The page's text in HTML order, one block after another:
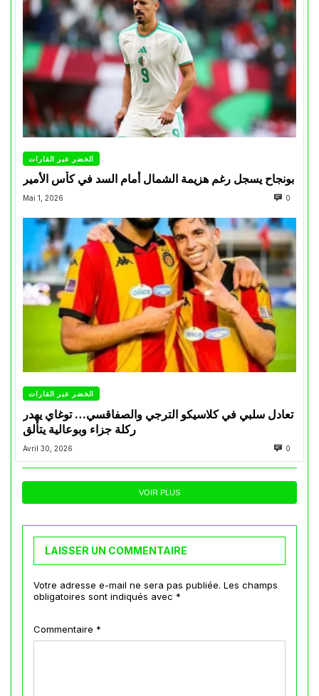
الخضر عبر القارات
بونجاح يسجل رغم هزيمة الشمال أمام السد في كأس الأمير
Mai 1, 2026 0
الخضر عبر القارات
تعادل سلبي في كلاسيكو الترجي والصفاقسي… توغاي يهدر
ركلة جزاء وبوعالية يتألق
Avril 30, 2026 0
VOIR PLUS
LAISSER UN COMMENTAIRE
Votre adresse e-mail ne sera pas publiée. Les champs
obligatoires sont indiqués avec *
Commentaire *